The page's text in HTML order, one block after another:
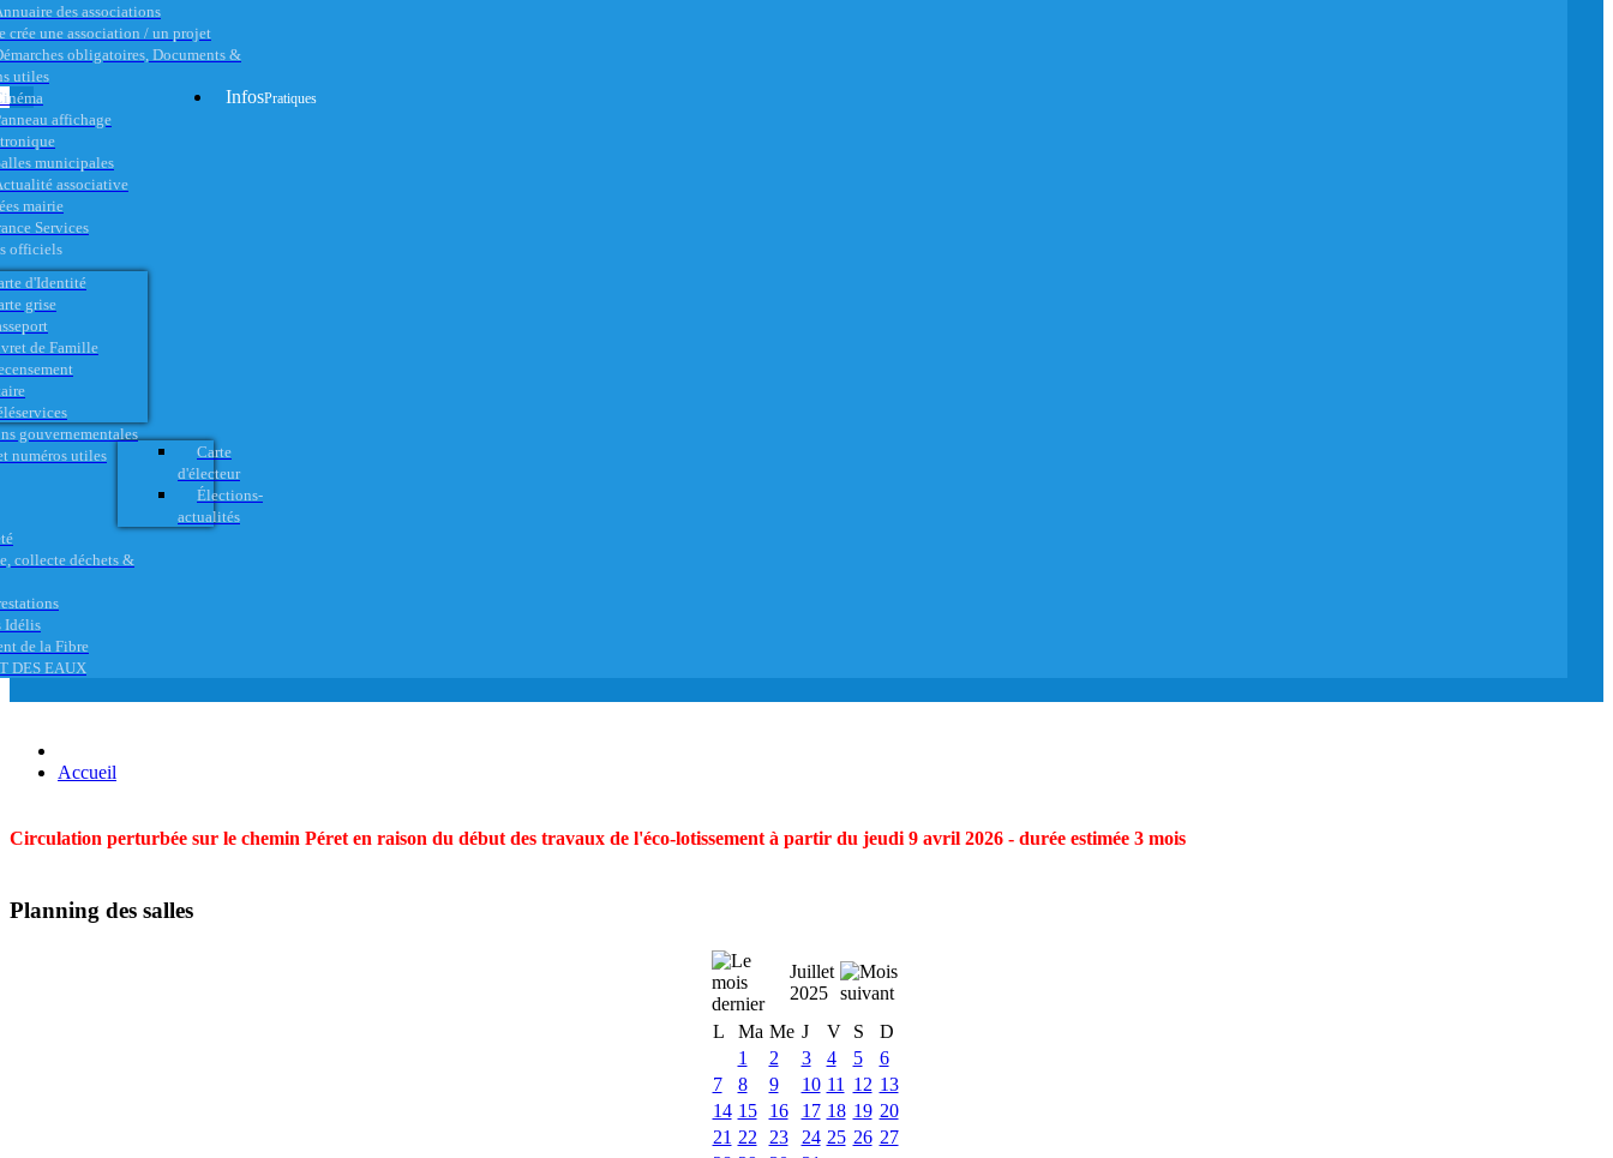
des associations
crée une association / un projet
obligatoires, Documents &
utiles
affichage
municipales
associative
InfosPratiques
mairie
Services
officiels
d'Identité
grise
de Famille
gouvernementales
numéros utiles
Carte
d'électeur
Élections-
actualités
collecte déchets &
Idélis
de la Fibre
DES EAUX
Accueil
Circulation perturbée sur le chemin Péret en raison du début des travaux de l'éco-lotissement à partir du jeudi 9 avril 2026 - durée estimée 3 mois
Planning des salles
Juillet
2025
L
Ma Me J V S
D
1
2 3 4 5
6
7
8 9 10 11 12 13
14 15 16 17 18 19 20
21 22 23 24 25 26 27